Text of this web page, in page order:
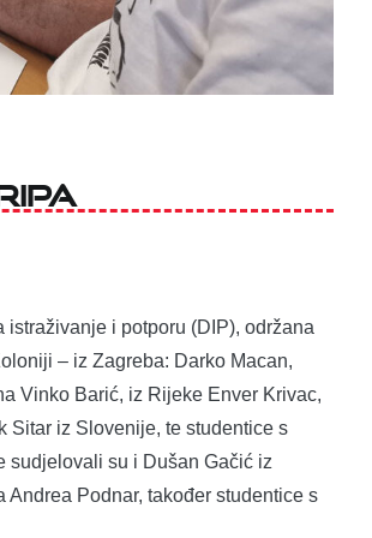
istraživanje i potporu (DIP), održana
– iz Zagreba: Darko Macan,
Vinko Barić, iz Rijeke Enver Krivac,
Sitar iz Slovenije, te studentice s
sudjelovali su i Dušan Gačić iz
Podnar, također studentice s